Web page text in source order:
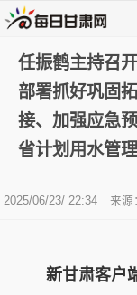
任振鹤主持召
部署抓好巩固
接、加强应急
省计划用水管理
2025/06/23/ 22:34 来源
新甘肃客户